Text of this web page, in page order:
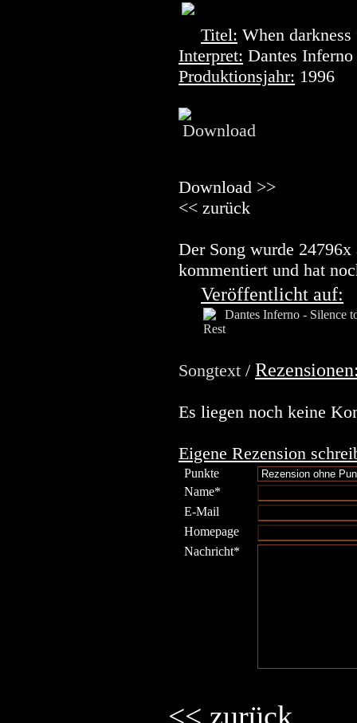
Titel: When
Interpret: Dantes Inferno
Produktionsjahr: 1996
Download >>
<< zurück
Der Song wurde
kommentiert und hat
Veröffentlicht auf:
Songtext /
Es liegen noch keine
Eigene Rezension
Punkte
Name*
E-Mail
Homepage
Nachricht*
<< zurück